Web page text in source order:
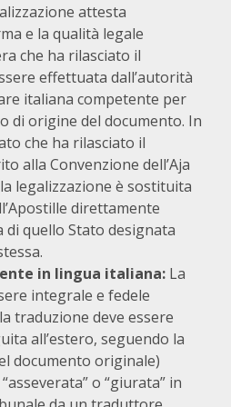
attesta
e la qualità legale
che ha rilasciato il
effettuata dall’autorità
italiana competente per
di origine del documento. In
che ha rilasciato il
alla Convenzione dell’Aja
legalizzazione è sostituita
direttamente
di quello Stato designata
in lingua italiana: La
integrale e fedele
traduzione deve essere
all’estero, seguendo la
documento originale)
o “giurata” in